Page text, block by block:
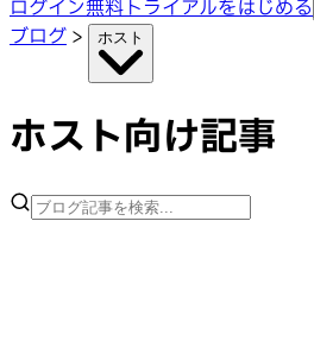
ログイン無料トライアルをはじめる
ブログ > ホスト
ホスト向け記事